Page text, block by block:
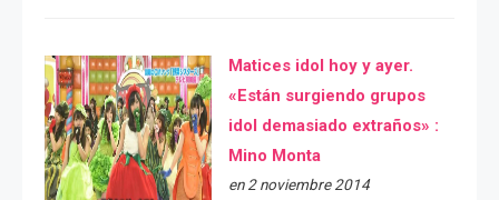
Matices idol hoy y ayer.
«Están surgiendo grupos
idol demasiado extraños» :
Mino Monta
en 2 noviembre 2014